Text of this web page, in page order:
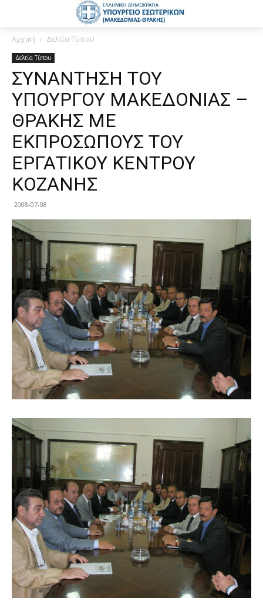
Αρχική Δελτία Τύπου
Δελτία Τύπου
ΣΥΝΑΝΤΗΣΗ ΤΟΥ
ΥΠΟΥΡΓΟΥ ΜΑΚΕΔΟΝΙΑΣ –
ΘΡΑΚΗΣ ΜΕ
ΕΚΠΡΟΣΩΠΟΥΣ ΤΟΥ
ΕΡΓΑΤΙΚΟΥ ΚΕΝΤΡΟΥ
ΚΟΖΑΝΗΣ
2008-07-08